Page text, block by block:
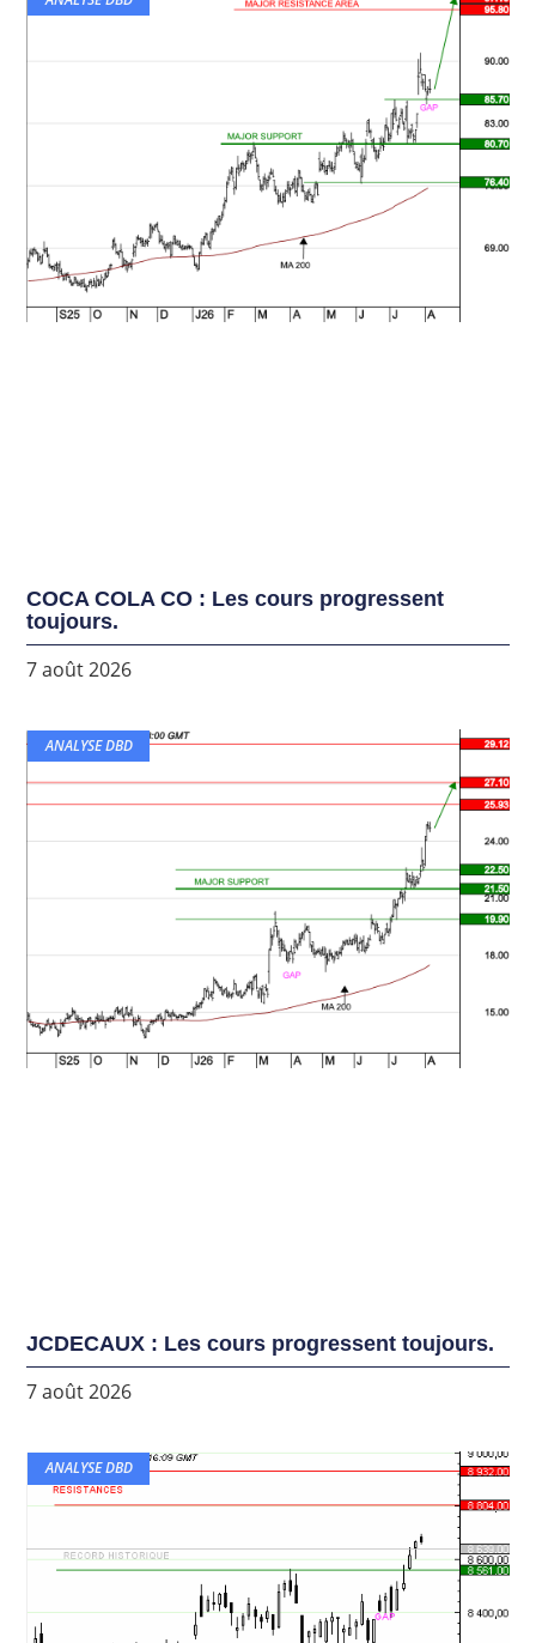
COCA COLA CO : Les cours progressent
toujours.
7 août 2026
ANALYSE DBD
JCDECAUX : Les cours progressent toujours.
7 août 2026
ANALYSE DBD